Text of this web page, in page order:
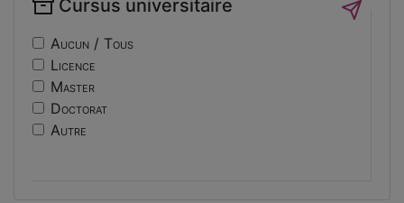
Sécurité
Sociologie
if14
ri
usinage
edc
engineering
ev14
Cursus universitaire
Aucun / Tous
Licence
Master
Doctorat
Autre